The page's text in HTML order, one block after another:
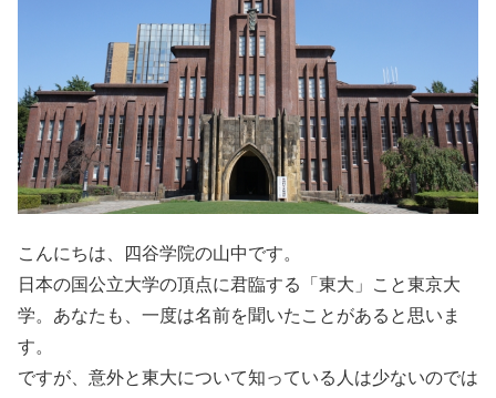
こんにちは、四谷学院の山中です。
日本の国公立大学の頂点に君臨する
「東大」
こと東京大
学。あなたも、一度は名前を聞いたことがあると思いま
す。
ですが、意外と東大について知っている人は少ないのでは